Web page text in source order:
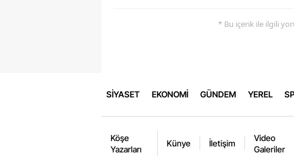
* Bu içerik ile ilgili
SİYASET EKONOMİ GÜNDEM YEREL
Köşe
Yazarları
Künye İletişim
Video
Galeriler